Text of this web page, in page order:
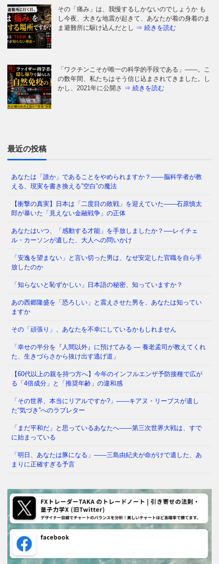
その「痛み」は、我慢するしかないのでしょうか も
し今夜、大きな地震が起きて、あなたが着の身着のま
ま避難所に駆け込んだとし
⇒ 続きを読む
「ワクチンこそが唯一の科学的手段である」——。こ
の数年間、私たちはそう信じ込まされてきました。し
かし、2021年に公開さ ⇒ 続きを読む
空港で見た、あまりに白すぎる集団 空港の出発ロビ
す。 大きなスーツケース⇒ 続きを読む
月になると、テレビも新聞も学校の授業も、判で押し
ないでしょうか。 実は ⇒ 続きを読む
最近の投稿
あなたは「誰か」であることをやめられますか？——脳科学者が教
える、現実を書き換える”空白”の魔法
【衝撃の真実】日本は「二度目の敗戦」を迎えていた――石原慎太
郎が暴いた「見えない金融戦争」の正体
あなたはいつ、「感動する才能」を手放しましたか？──レイチェ
ル・カーソンが遺した、大人への問いかけ
「安逸を望まない」と言い切った男は、なぜ安定した官職を自ら手
放したのか
「知らないと恥ずかしい」日本語の秘密、知っていますか？
あの西郷隆盛を「恐ろしい」と震えさせた男を、あなたは知ってい
ますか
その「頑張り」、あなたを不幸にしているかもしれません
「幸せの半分を『人間以外』に預けてみる ― 養老孟司が教えてくれ
た、生きづらさから抜け出す逃げ道」
【60代以上の親を持つ方へ】今年のインフルエンザ予防接種で広が
る「4倍成分」と「推奨年齢」の違和感
「その世界、本当にリアルですか?」——キアヌ・リーブスが遺し
た“気づき”へのラブレター
「まだ平和だ」と思っているあなたへ——第三次世界大戦は、すで
に始まっている
「明日、あなたは豚になる」——三島由紀夫が命がけで遺した、あ
まりに正確すぎる予言